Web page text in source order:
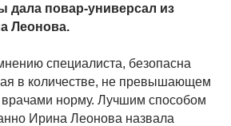
дала повар-универсал из
Леонова.
специалиста, безопасна
в количестве, не превышающем
норму. Лучшим способом
Ирина Леонова назвала